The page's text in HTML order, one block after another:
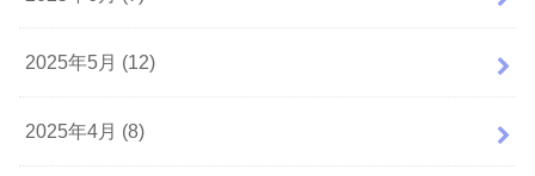
2025年5月 (12)
2025年4月 (8)